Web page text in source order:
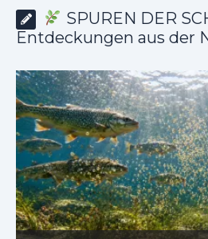
SPUREN DER
Entdeckungen aus der